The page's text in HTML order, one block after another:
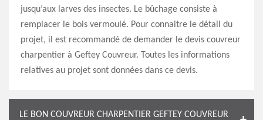
jusqu’aux larves des insectes. Le bûchage consiste à
remplacer le bois vermoulé. Pour connaitre le détail du
projet, il est recommandé de demander le devis couvreur
charpentier à Geftey Couvreur. Toutes les informations
relatives au projet sont données dans ce devis.
LE BON COUVREUR CHARPENTIER GEFTEY COUVREUR